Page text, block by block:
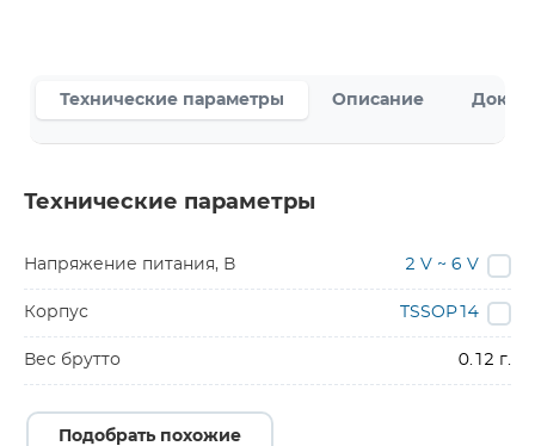
Технические параметры Описание
Технические параметры
Напряжение питания, В 2 V ~ 6 V
Корпус TSSOP14
Вес брутто 0.12 г.
Подобрать похожие